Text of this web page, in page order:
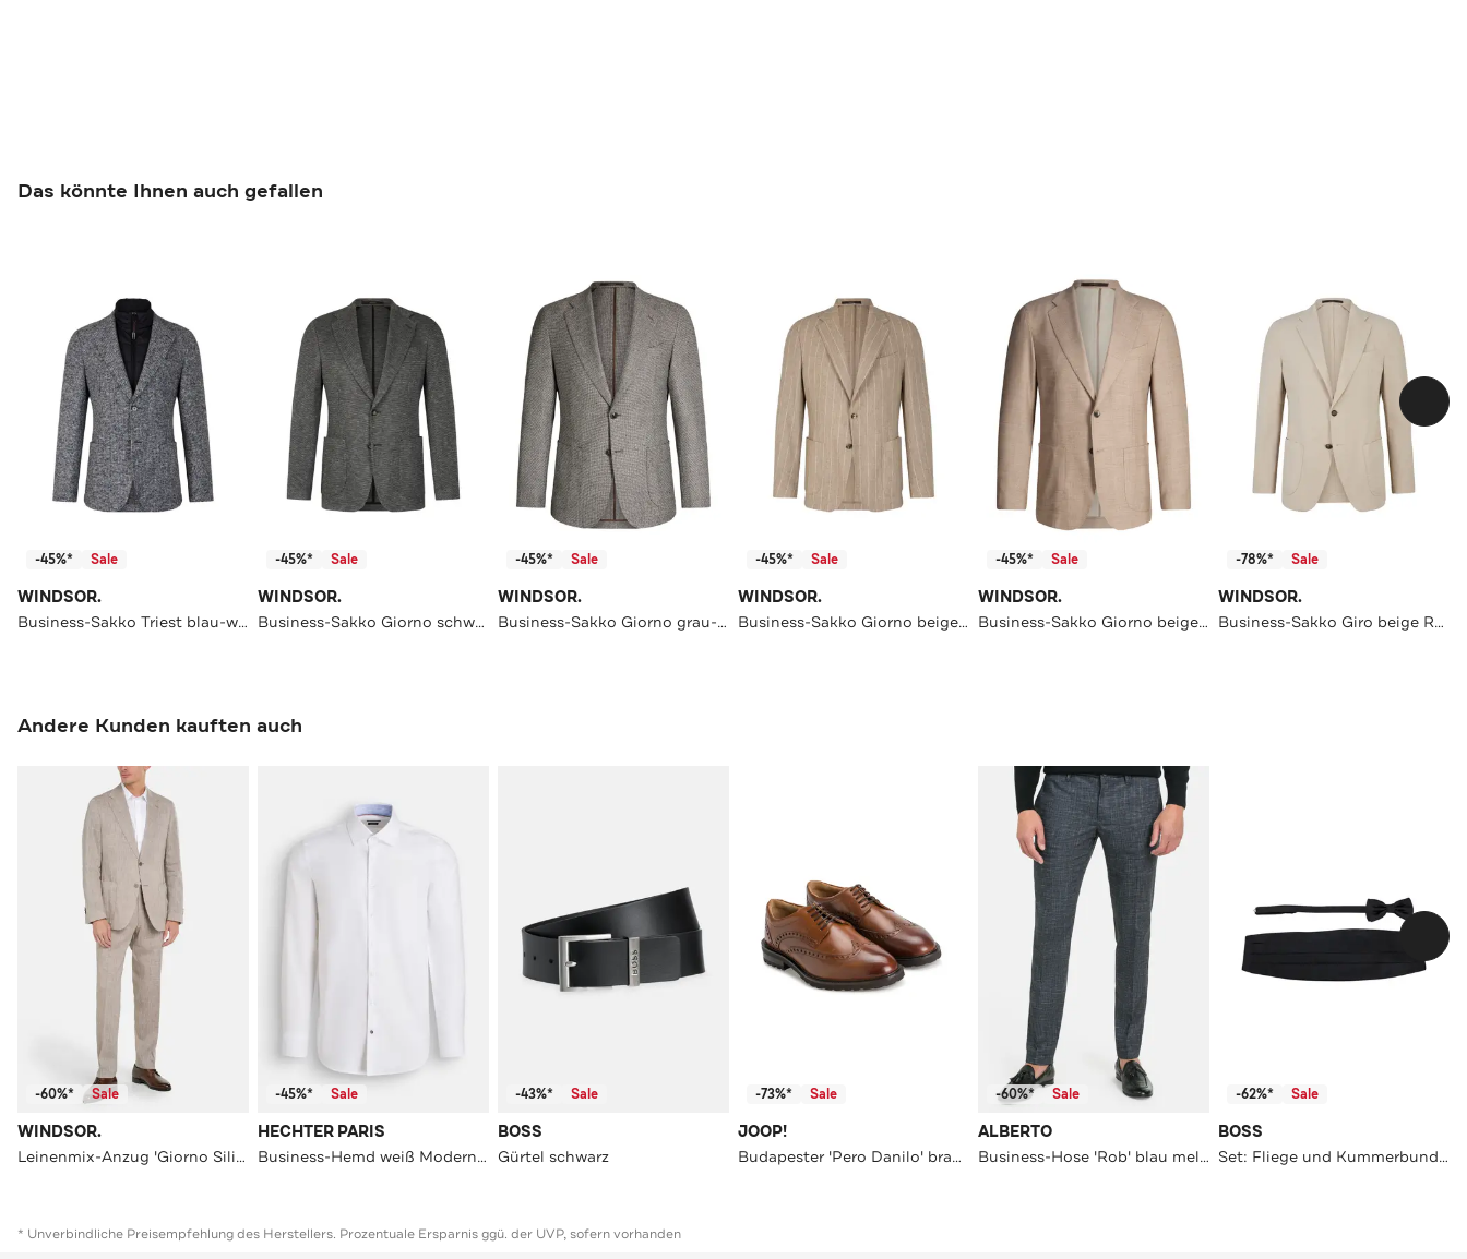
Das könnte Ihnen auch gefallen
-45%* Sale
WINDSOR.
Business-Sakko Triest blau-weiß gemustert Regular Fit
-45%* Sale
WINDSOR.
Business-Sakko Giorno schwarz-grau gemustert Regular Fit
-45%* Sale
WINDSOR.
Business-Sakko Giorno grau-braun strukturiert Regular Fit
-45%* Sale
WINDSOR.
Business-Sakko Giorno beige Regular Fit
-45%* Sale
WINDSOR.
Business-Sakko Giorno beige Regular Fit
-78%* Sale
WINDSOR.
Business-Sakko Giro beige Regular Fit
Andere Kunden kauften auch
-60%* Sale
WINDSOR.
Leinenmix-Anzug 'Giorno Silivi' greige
-45%* Sale
HECHTER PARIS
Business-Hemd weiß Modern Fit
-43%* Sale
BOSS
Gürtel schwarz
-73%* Sale
JOOP!
Budapester 'Pero Danilo' braun
-60%* Sale
ALBERTO
Business-Hose 'Rob' blau meliert
-62%* Sale
BOSS
Set: Fliege und Kummerbund schwarz
* Unverbindliche Preisempfehlung des Herstellers. Prozentuale Ersparnis ggü. der UVP, sofern vorhanden